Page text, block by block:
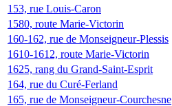
153, rue Louis-Caron
1580, route Marie-Victorin
160-162, rue de Monseigneur-Plessis
1610-1612, route Marie-Victorin
1625, rang du Grand-Saint-Esprit
164, rue du Curé-Ferland
165, rue de Monseigneur-Courchesne